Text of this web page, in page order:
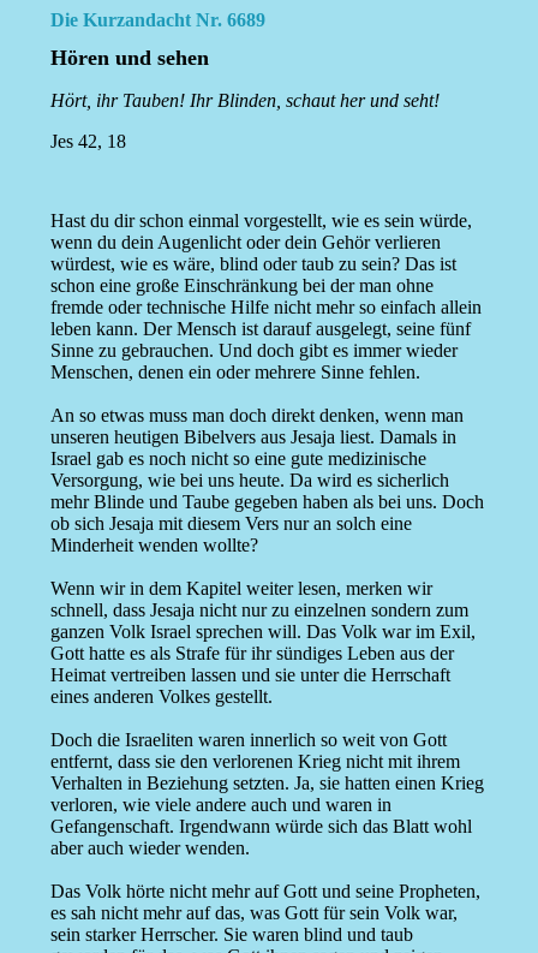
Die Kurzandacht Nr. 6689
Hören und sehen
Hört, ihr Tauben! Ihr Blinden, schaut her und seht!
Jes 42, 18
Hast du dir schon einmal vorgestellt, wie es sein würde,
wenn du dein Augenlicht oder dein Gehör verlieren
würdest, wie es wäre, blind oder taub zu sein? Das ist
schon eine große Einschränkung bei der man ohne
fremde oder technische Hilfe nicht mehr so einfach allein
leben kann. Der Mensch ist darauf ausgelegt, seine fünf
Sinne zu gebrauchen. Und doch gibt es immer wieder
Menschen, denen ein oder mehrere Sinne fehlen.
An so etwas muss man doch direkt denken, wenn man
unseren heutigen Bibelvers aus Jesaja liest. Damals in
Israel gab es noch nicht so eine gute medizinische
Versorgung, wie bei uns heute. Da wird es sicherlich
mehr Blinde und Taube gegeben haben als bei uns. Doch
ob sich Jesaja mit diesem Vers nur an solch eine
Minderheit wenden wollte?
Wenn wir in dem Kapitel weiter lesen, merken wir
schnell, dass Jesaja nicht nur zu einzelnen sondern zum
ganzen Volk Israel sprechen will. Das Volk war im Exil,
Gott hatte es als Strafe für ihr sündiges Leben aus der
Heimat vertreiben lassen und sie unter die Herrschaft
eines anderen Volkes gestellt.
Doch die Israeliten waren innerlich so weit von Gott
entfernt, dass sie den verlorenen Krieg nicht mit ihrem
Verhalten in Beziehung setzten. Ja, sie hatten einen Krieg
verloren, wie viele andere auch und waren in
Gefangenschaft. Irgendwann würde sich das Blatt wohl
aber auch wieder wenden.
Das Volk hörte nicht mehr auf Gott und seine Propheten,
es sah nicht mehr auf das, was Gott für sein Volk war,
sein starker Herrscher. Sie waren blind und taub